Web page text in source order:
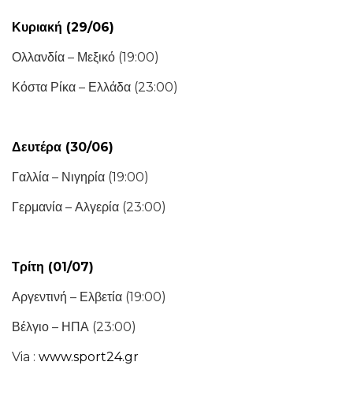
Κυριακή (29/06)
Ολλανδία – Μεξικό (19:00)
Κόστα Ρίκα – Ελλάδα (23:00)
Δευτέρα (30/06)
Γαλλία – Νιγηρία (19:00)
Γερμανία – Αλγερία (23:00)
Τρίτη (01/07)
Αργεντινή – Ελβετία (19:00)
Βέλγιο – ΗΠΑ (23:00)
Via : www.sport24.gr